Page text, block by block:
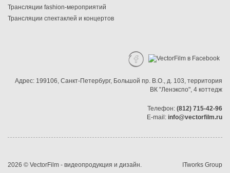
Трансляции fashion-мероприятий
Трансляции спектаклей и концертов
Адрес: 199106, Санкт-Петербург, Большой пр. В.О. д. 103 территория
ВК "Ленэкспо" 4 коттедж
Телефон: (812) 715-42-96
E-mail: info@vectorfilm.ru
2026 © VectorFilm - видеопродукция и дизайн ITworks Group